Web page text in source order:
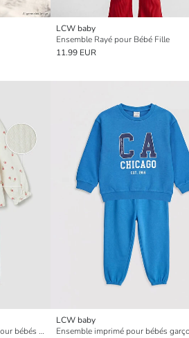
LCW baby
Ensemble Rayé pour Bébé Fille
11.99 EUR
Ensemble de leggings floraux pour bébés filles
LCW baby
Ensemble imprimé pour bébés